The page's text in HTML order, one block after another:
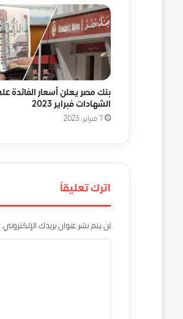
بنك مصر يعلن أسعار الفائدة
الشهادات فبراير 2023
7 فبراير، 2023
اترك تعليقاً
لن يتم نشر عنوان بريدك الإلكتروني.